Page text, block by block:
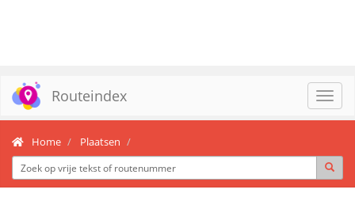
Routeindex
Home Plaatsen